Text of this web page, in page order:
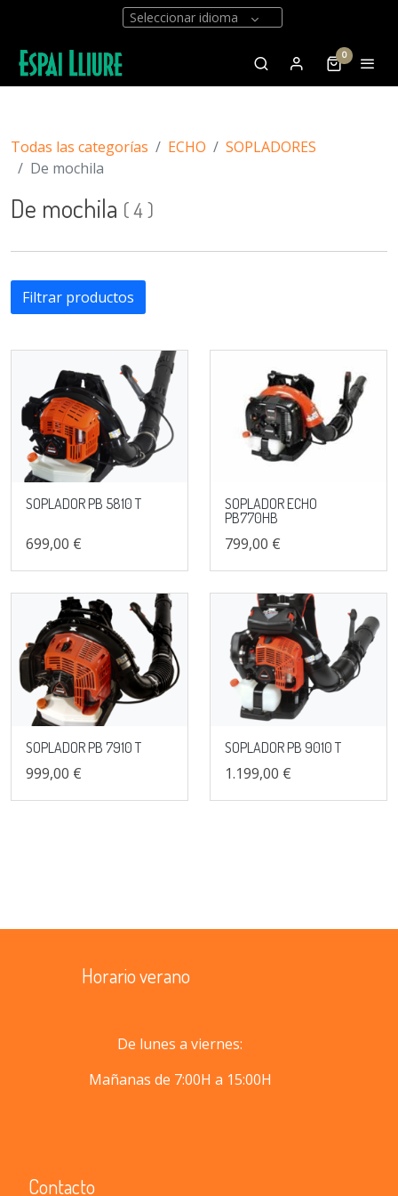
Seleccionar idioma
0
Todas las categorías ECHO
SOPLADORES
De mochila
De mochila (4)
Filtrar productos
SOPLADOR PB 5810 T
699,00 €
SOPLADOR ECHO
PB770HB
799,00 €
SOPLADOR PB 7910 T
999,00 €
SOPLADOR PB 9010 T
1.199,00 €
Horario verano
De lunes a viernes:
Mañanas de 7:00H a 15:00H
Contacto